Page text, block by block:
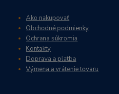
Ako nakupovať
Obchodné podmienky
Ochrana súkromia
Kontakty
Doprava a platba
Výmena a vrátenie tovaru